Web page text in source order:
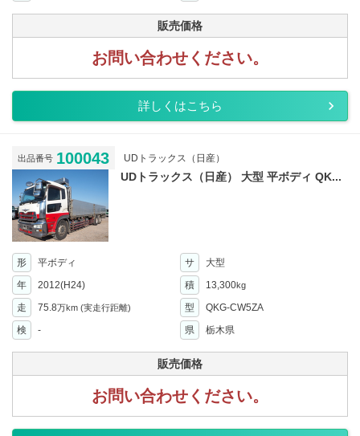
販売価格
お問い合わせください。
詳しくはこちら
出品番号 100043 UDトラックス（日産）
UDトラックス（日産） 大型 平ボディ QK...
形 平ボディ サ
大型
年
2012(H24) 積 13,300kg
走 75.8万km (実走行距離) 型
QKG-CW5ZA
検
- 県 栃木県
販売価格
お問い合わせください。